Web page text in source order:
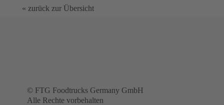
« zurück zur Übersicht
© FTG Foodtrucks Germany GmbH
Alle Rechte vorbehalten